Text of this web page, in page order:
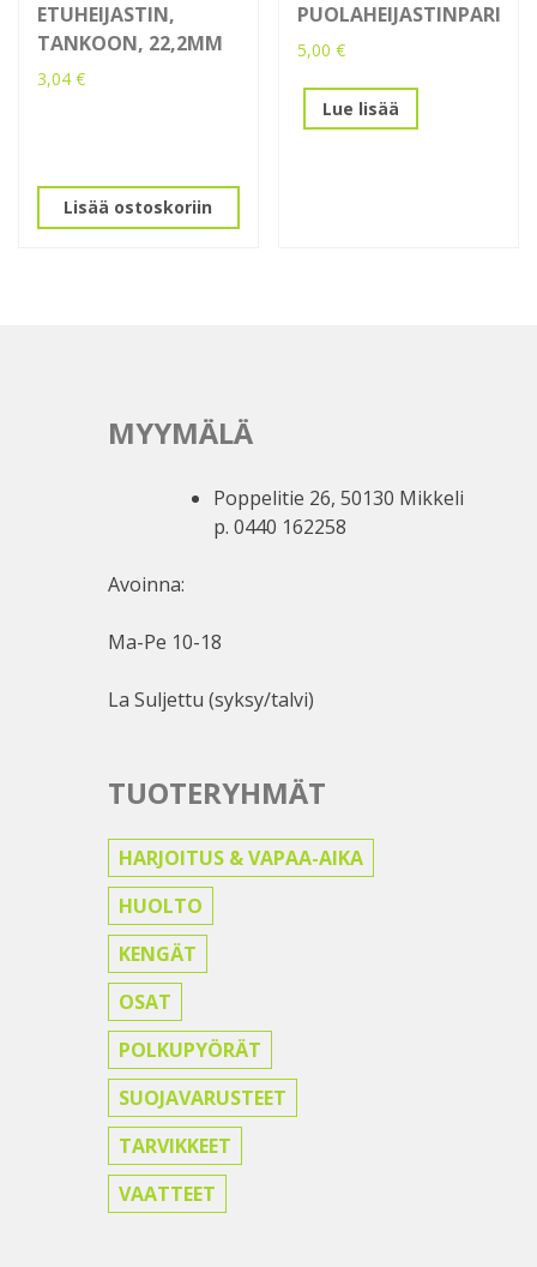
ETUHEIJASTIN,
TANKOON, 22,2MM
3,04 €
Lisää ostoskoriin
PUOLAHEIJASTINPARI
5,00€
Lue lisää
MYYMÄLÄ
Poppelitie 26, 50130 Mikkeli
p. 0440 162258
Avoinna:
Ma-Pe 10-18
La Suljettu (syksy/talvi)
TUOTERYHMÄT
HARJOITUS & VAPAA-AIKA
HUOLTO
KENGÄT
OSAT
POLKUPYÖRÄT
SUOJAVARUSTEET
TARVIKKEET
VAATTEET